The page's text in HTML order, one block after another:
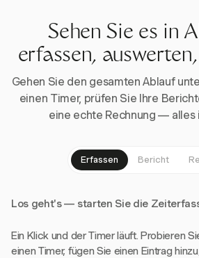
Sehen Sie es in
erfassen,
Gehen Sie den gesamten Ablauf
einen Timer, prüfen Sie Ihre
eine echte Rechnung — alles
Erfassen Bericht
Los geht's — starten Sie die
Ein Klick und der Timer läuft. Probieren
einen Timer, fügen Sie einen Eintrag